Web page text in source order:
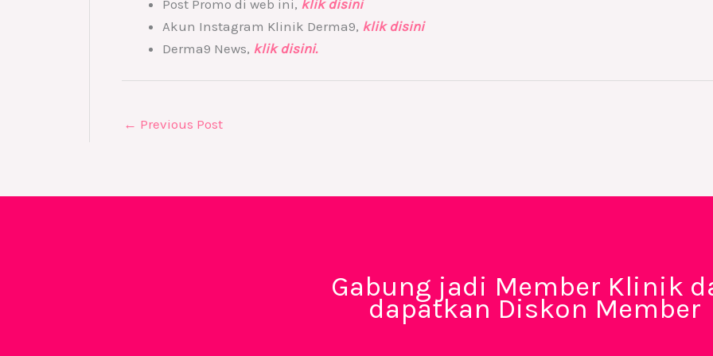
Post Promo di web ini, klik disini
Akun Instagram Klinik Derma9, klik disini
Derma9 News, klik disini.
← Previous Post
Gabung jadi Member Klinik
dapatkan Diskon Member